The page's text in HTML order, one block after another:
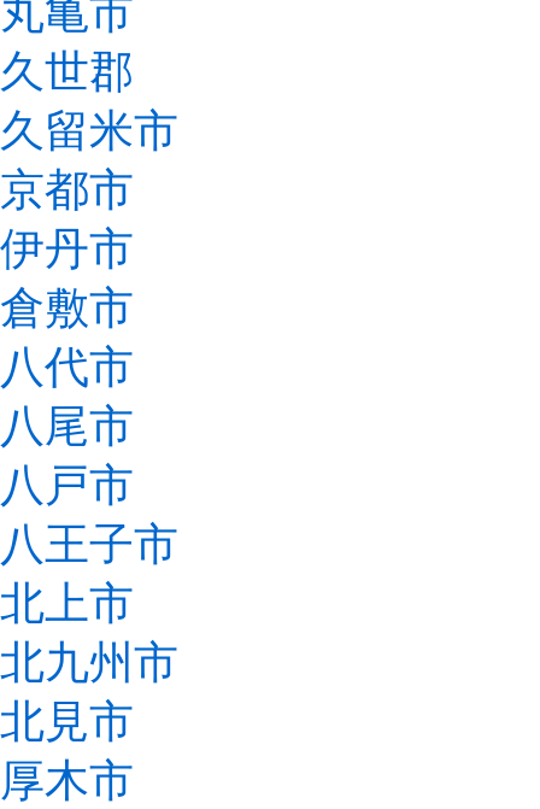
丸亀市
久世郡
久留米市
京都市
伊丹市
倉敷市
八代市
八尾市
八戸市
八王子市
北上市
北九州市
北見市
厚木市